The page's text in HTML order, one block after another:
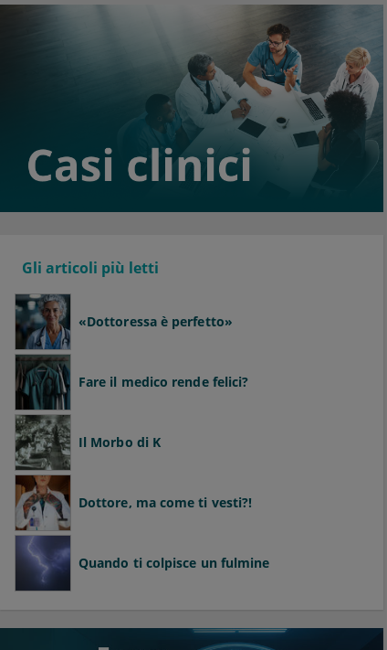
Gli articoli più letti
«Dottoressa è perfetto»
Fare il medico rende felici?
Il Morbo di K
Dottore, ma come ti vesti?!
Quando ti colpisce un fulmine